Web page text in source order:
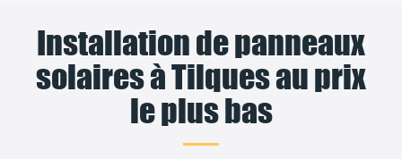
Installation de panneaux
solaires à Tilques au prix
le plus bas